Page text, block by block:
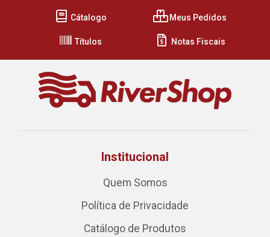
Cátalogo Meus Pedidos
Títulos Notas Fiscais
Institucional
Quem Somos
Política de Privacidade
Catálogo de Produtos